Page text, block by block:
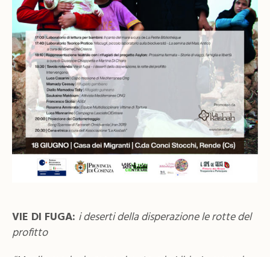
VIE DI FUGA: i deserti della disperazione le rotte del
profitto